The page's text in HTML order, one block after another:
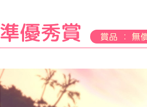
準優秀賞 賞品 ： 無